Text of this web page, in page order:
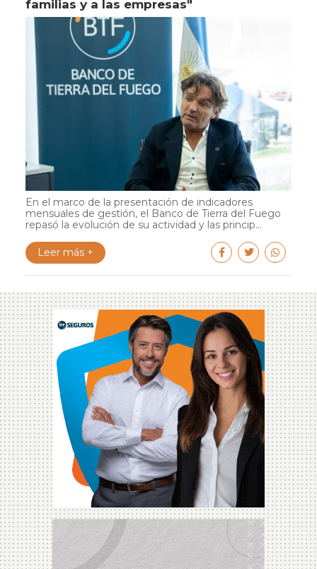
familias y a las empresas"
En el marco de la presentación de indicadores
mensuales de gestión, el Banco de Tierra del Fuego
repasó la evolución de su actividad y las princip...
Leer más +